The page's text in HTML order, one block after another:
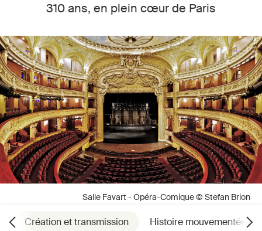
310 ans, en plein cœur de Paris
Salle Favart - Opéra-Comique © Stefan Brion
Création et transmission Histoire mouvementée,